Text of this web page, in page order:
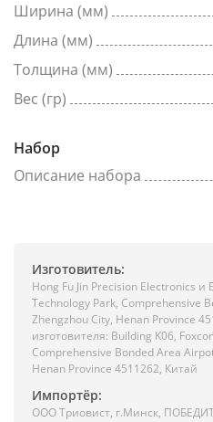
Ширина (мм)
Длина (мм)
Толщина (мм)
Вес (гр)
Набор
Описание набора
Изготовитель:
Hong Fu Jin Precision Electronics и
Technology Park, Comprehensive
Zhengzhou City, Henan Province
изготовителя: Building K06,
Comprehensive Bonded Area
Henan Province 4511262, Китай
Импортёр:
ООО Триовист, г.Минск,